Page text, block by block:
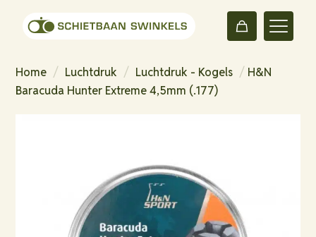
Home / Luchtdruk / Luchtdruk - Kogels / H&N
Baracuda Hunter Extreme 4,5mm (.177)